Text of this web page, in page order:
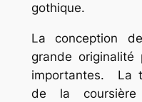
gothique.
La conception
grande originalité
importantes. La
de la coursière